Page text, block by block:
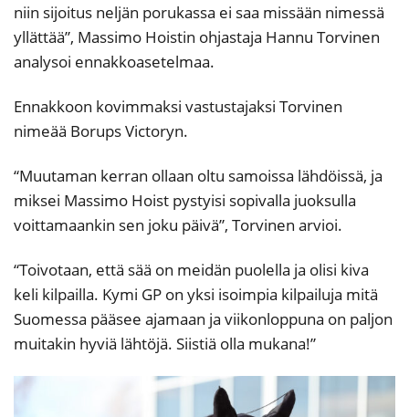
niin sijoitus neljän porukassa ei saa missään nimessä
yllättää”, Massimo Hoistin ohjastaja Hannu Torvinen
analysoi ennakkoasetelmaa.
Ennakkoon kovimmaksi vastustajaksi Torvinen
nimeää Borups Victoryn.
“Muutaman kerran ollaan oltu samoissa lähdöissä, ja
miksei Massimo Hoist pystyisi sopivalla juoksulla
voittamaankin sen joku päivä”, Torvinen arvioi.
“Toivotaan, että sää on meidän puolella ja olisi kiva
keli kilpailla. Kymi GP on yksi isoimpia kilpailuja mitä
Suomessa pääsee ajamaan ja viikonloppuna on paljon
muitakin hyviä lähtöjä. Siistiä olla mukana!”